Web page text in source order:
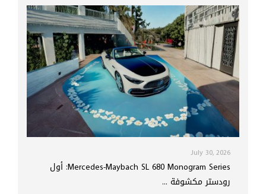
July 30, 2026
Mercedes-Maybach SL 680 Monogram Series: أول
رودستر مكشوفة ...